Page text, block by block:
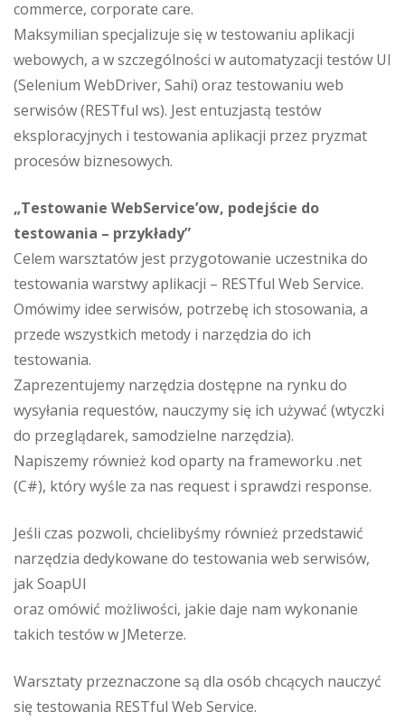
commerce, corporate care.
Maksymilian specjalizuje się w testowaniu aplikacji
webowych, a w szczególności w automatyzacji testów UI
(Selenium WebDriver, Sahi) oraz testowaniu web
serwisów (RESTful ws). Jest entuzjastą testów
eksploracyjnych i testowania aplikacji przez pryzmat
procesów biznesowych.
„Testowanie WebService’ow, podejście do
testowania – przykłady”
Celem warsztatów jest przygotowanie uczestnika do
testowania warstwy aplikacji – RESTful Web Service.
Omówimy idee serwisów, potrzebę ich stosowania, a
przede wszystkich metody i narzędzia do ich
testowania.
Zaprezentujemy narzędzia dostępne na rynku do
wysyłania requestów, nauczymy się ich używać (wtyczki
do przeglądarek, samodzielne narzędzia).
Napiszemy również kod oparty na frameworku .net
(C#), który wyśle za nas request i sprawdzi response.
Jeśli czas pozwoli, chcielibyśmy również przedstawić
narzędzia dedykowane do testowania web serwisów,
jak SoapUI
oraz omówić możliwości, jakie daje nam wykonanie
takich testów w JMeterze.
Warsztaty przeznaczone są dla osób chcących nauczyć
się testowania RESTful Web Service.